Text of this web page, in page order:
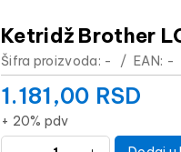
Ketridž Brother
Šifra proizvoda: - / EAN: -
1.181,00 RSD
+ 20% pdv